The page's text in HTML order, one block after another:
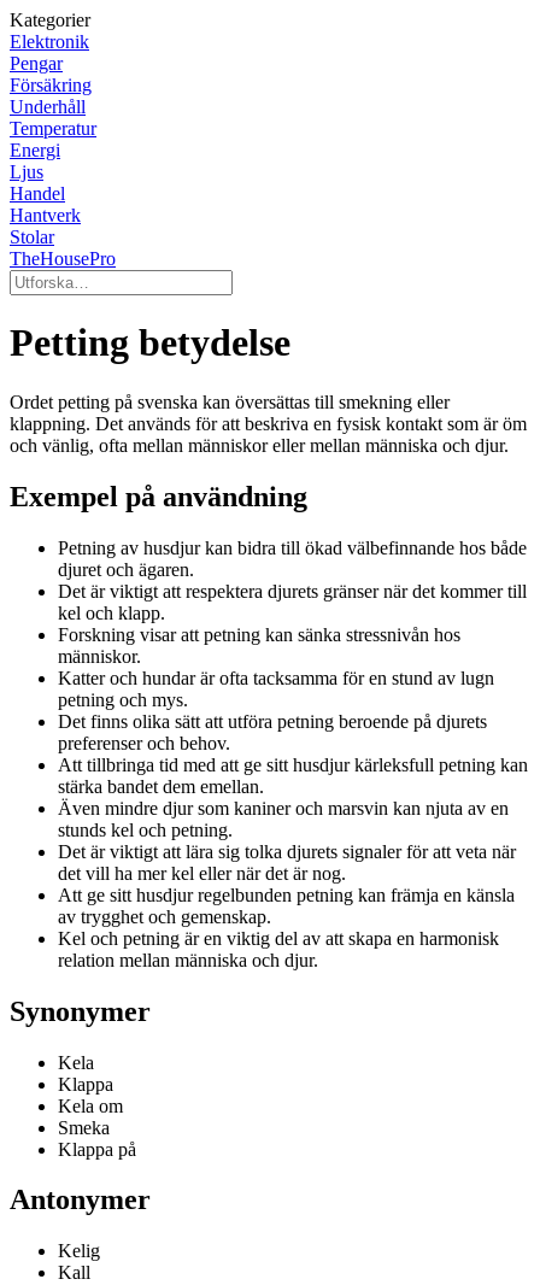
Kategorier
Elektronik
Pengar
Försäkring
Underhåll
Temperatur
Energi
Ljus
Handel
Hantverk
Stolar
TheHousePro
Petting betydelse
Ordet petting på svenska kan översättas till smekning eller
klappning. Det används för att beskriva en fysisk kontakt som är öm
och vänlig, ofta mellan människor eller mellan människa och djur.
Exempel på användning
Petning av husdjur kan bidra till ökad välbefinnande hos både
djuret och ägaren.
Det är viktigt att respektera djurets gränser när det kommer till
kel och klapp.
Forskning visar att petning kan sänka stressnivån hos
människor.
Katter och hundar är ofta tacksamma för en stund av lugn
petning och mys.
Det finns olika sätt att utföra petning beroende på djurets
preferenser och behov.
Att tillbringa tid med att ge sitt husdjur kärleksfull petning kan
stärka bandet dem emellan.
Även mindre djur som kaniner och marsvin kan njuta av en
stunds kel och petning.
Det är viktigt att lära sig tolka djurets signaler för att veta när
det vill ha mer kel eller när det är nog.
Att ge sitt husdjur regelbunden petning kan främja en känsla
av trygghet och gemenskap.
Kel och petning är en viktig del av att skapa en harmonisk
relation mellan människa och djur.
Synonymer
Kela
Klappa
Kela om
Smeka
Klappa på
Antonymer
Kelig
Kall